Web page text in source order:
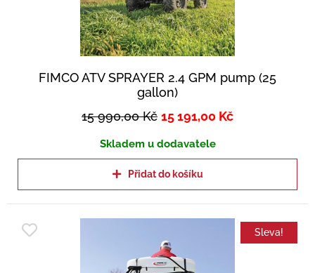
FIMCO ATV SPRAYER 2.4 GPM pump (25
gallon)
15 990,00Kč 15 191,00 Kč
Skladem u dodavatele
Přidat do košíku
Sleva!